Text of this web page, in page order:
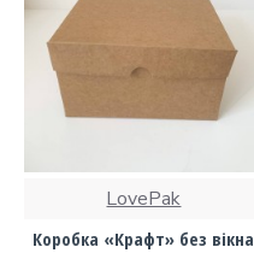
LovePak
Коробка «Крафт» без вікна